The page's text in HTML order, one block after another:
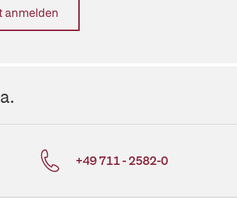
anmelden
+49 711 - 2582-0